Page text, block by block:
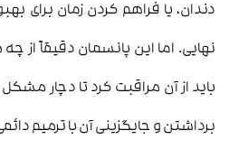
دندان، یا فراهم کردن زمان برای
نهایی. اما این پانسمان دقیقاً از
باید از آن مراقبت کرد تا دچار
برداشتن و جایگزینی آن با ترمیم